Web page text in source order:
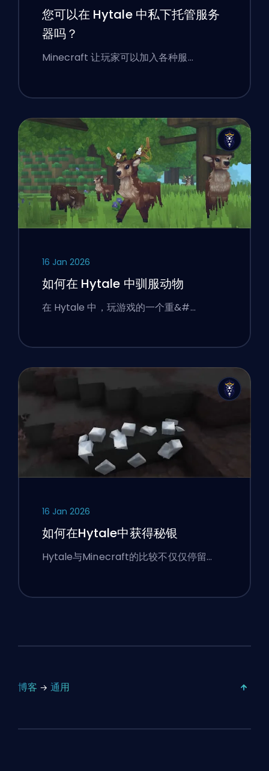
您可以在 Hytale 中私下托管服务
器吗？
Minecraft 让玩家可以加入各种服…
16 Jan 2026
如何在 Hytale 中驯服动物
在 Hytale 中，玩游戏的一个重&#…
16 Jan 2026
如何在Hytale中获得秘银
Hytale与Minecraft的比较不仅仅停留…
博客 通用